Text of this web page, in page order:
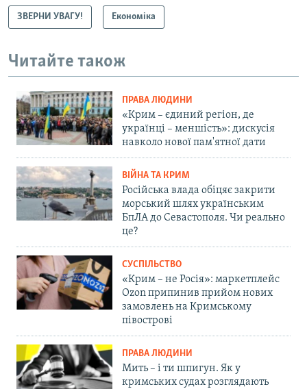
ЗВЕРНИ УВАГУ! Економіка
Читайте також
ПРАВА ЛЮДИНИ
«Крим – єдиний регіон, де
українці – меншість»: дискусія
навколо нової пам'ятної дати
ВІЙНА ТА КРИМ
Російська влада обіцяє закрити
морський шлях українським
БпЛА до Севастополя. Чи реально
це?
СУСПІЛЬСТВО
«Крим – не Росія»: маркетплейс
Ozon припинив прийом нових
замовлень на Кримському
півострові
ПРАВА ЛЮДИНИ
Мить – і ти шпигун. Як у
кримських судах розглядають